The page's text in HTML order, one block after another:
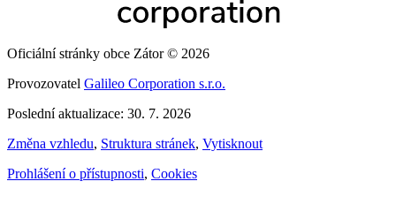
Oficiální stránky obce Zátor © 2026
Provozovatel Galileo Corporation s.r.o.
Poslední aktualizace: 30. 7. 2026
Změna vzhledu, Struktura stránek, Vytisknout
Prohlášení o přístupnosti, Cookies